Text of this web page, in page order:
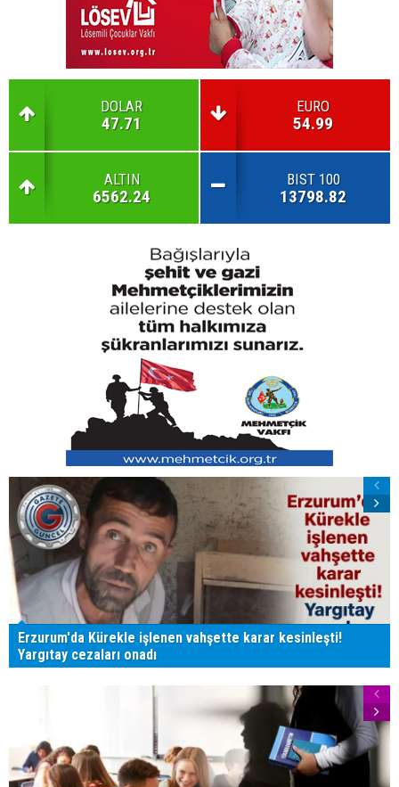
DOLAR
47.71
EURO
54.99
ALTIN
6562.24
BIST 100
13798.82
Erzurum'da Kürekle işlenen vahşette karar kesinleşti!
Yargıtay cezaları onadı